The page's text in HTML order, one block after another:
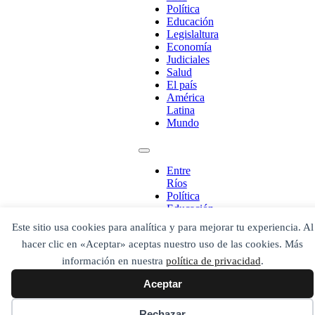
Este sitio usa cookies para analítica y para mejorar tu experiencia. Al
hacer clic en «Aceptar» aceptas nuestro uso de las cookies. Más
información en nuestra política de privacidad.
Aceptar
Política
Educación
Legislaltura
Economía
Judiciales
Salud
El país
América
Latina
Mundo
Entre
Ríos
Política
Educación
Legislaltura
Economía
Judiciales
Salud
El país
América
Latina
Mundo